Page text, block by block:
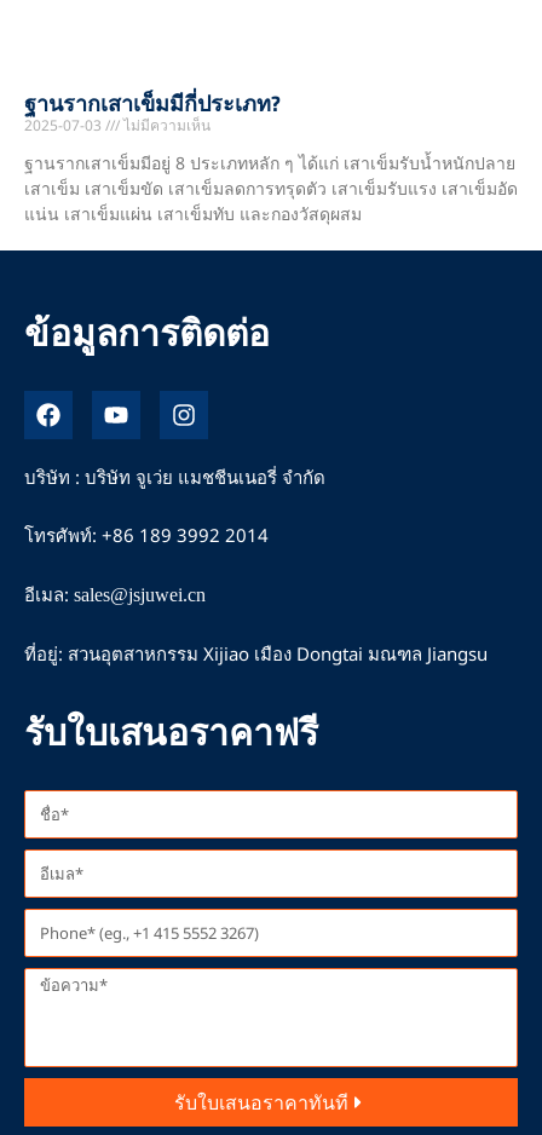
ฐานรากเสาเข็มมีกี่ประเภท?
2025-07-03 ไม่มีความเห็น
ฐานรากเสาเข็มมีอยู่ 8 ประเภทหลัก ๆ ได้แก่ เสาเข็มรับน้ำหนักปลาย
เสาเข็ม เสาเข็มขัด เสาเข็มลดการทรุดตัว เสาเข็มรับแรง เสาเข็มอัด
แน่น เสาเข็มแผ่น เสาเข็มทับ และกองวัสดุผสม
ข้อมูลการติดต่อ
เ
ฟ
ส
บุ๊
ยู
ทู
ป
อิ
น
ส
ต
แ
ก
ม
บริษัท : บริษัท จูเว่ย แมชชีนเนอรี่ จำกัด
โทรศัพท์: +86 189 3992 2014
อีเมล: sales@jsjuwei.cn
ที่อยู่: สวนอุตสาหกรรม Xijiao เมือง Dongtai มณฑล Jiangsu
รับใบเสนอราคาฟรี
รับใบเสนอราคาทันที